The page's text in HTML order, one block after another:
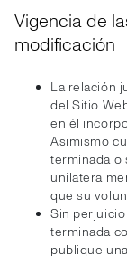
Vigencia de
modificación
La relación
del Sitio
en él
Asimismo
terminada o
que su
Sin
terminada
publique